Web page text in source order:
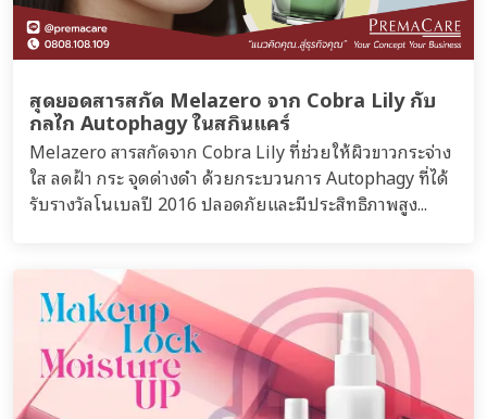
สุดยอดสารสกัด Melazero จาก Cobra Lily กับ
กลไก Autophagy ในสกินแคร์
Melazero สารสกัดจาก Cobra Lily ที่ช่วยให้ผิวขาวกระจ่าง
ใส ลดฝ้า กระ จุดด่างดำ ด้วยกระบวนการ Autophagy ที่ได้
รับรางวัลโนเบลปี 2016 ปลอดภัยและมีประสิทธิภาพสูง...